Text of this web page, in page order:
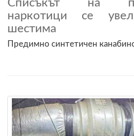
Списъкът на
наркотици се
шестима
Предимно синтетичен